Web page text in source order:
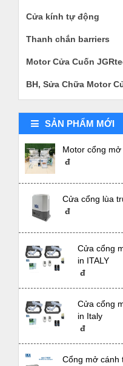
Cửa kính tự động
Thanh chắn barriers
Motor Cửa Cuốn
BH, Sửa Chữa Motor
SẢN PHẨM MỚI
Motor cổng
đ
Cửa cổng lùa
đ
Cửa cổng
in ITALY
đ
Cửa cổng
in Italy
đ
Cổng mở cánh